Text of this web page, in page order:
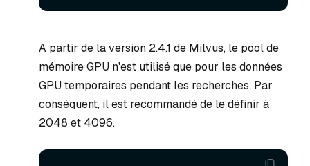
A partir de la version 2.4.1 de Milvus, le pool de
mémoire GPU n'est utilisé que pour les données
GPU temporaires pendant les recherches. Par
conséquent, il est recommandé de le définir à
2048 et 4096.